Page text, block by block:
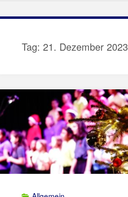
Tag: 21. Dezember 2023